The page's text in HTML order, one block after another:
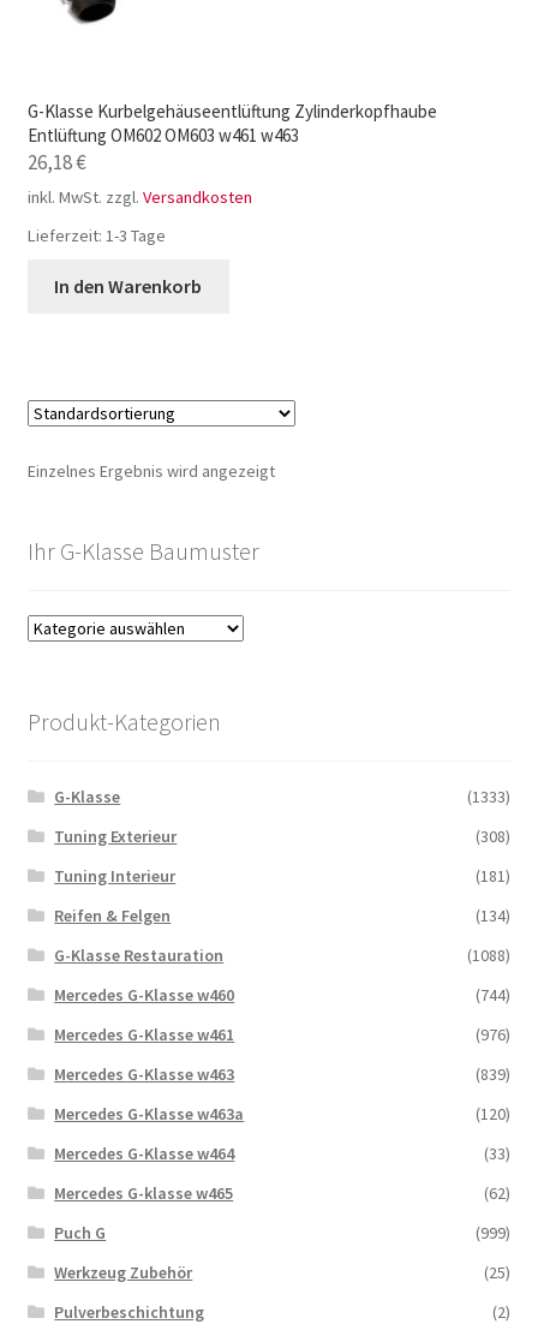
G-Klasse Kurbelgehäuseentlüftung Zylinderkopfhaube
Entlüftung OM602 OM603 w461 w463
26,18€
inkl. MwSt. zzgl. Versandkosten
Lieferzeit: 1-3 Tage
In den Warenkorb
Einzelnes Ergebnis wird angezeigt
Ihr G-Klasse Baumuster
Produkt-Kategorien
G-Klasse
(1333)
Tuning Exterieur
(308)
Tuning Interieur
(181)
Reifen & Felgen
(134)
G-Klasse Restauration
(1088)
Mercedes G-Klasse w460
(744)
Mercedes G-Klasse w461
(976)
Mercedes G-Klasse w463
(839)
Mercedes G-Klasse w463a
(120)
Mercedes G-Klasse w464
(33)
Mercedes G-klasse w465
(62)
Puch G
(999)
Werkzeug Zubehör
(25)
Pulverbeschichtung
(2)